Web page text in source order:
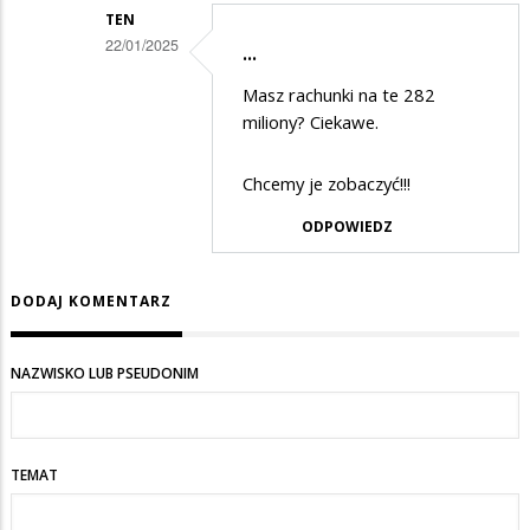
te
a
nie
na
TEN
22/01/2025
mln
na
...
Masz rachunki na te 282
miliony? Ciekawe.
Chcemy je zobaczyć!!!
ODPOWIEDZ
DODAJ KOMENTARZ
NAZWISKO LUB PSEUDONIM
TEMAT